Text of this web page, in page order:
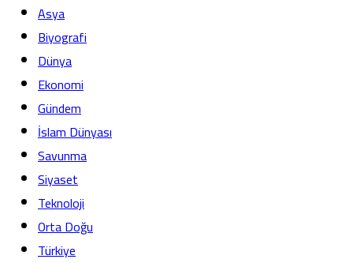
Asya
Biyografi
Dünya
Ekonomi
Gündem
İslam Dünyası
Savunma
Siyaset
Teknoloji
Orta Doğu
Türkiye